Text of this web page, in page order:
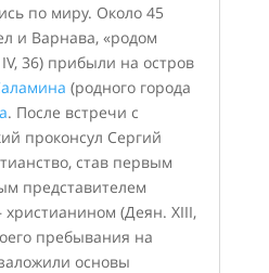
по миру. Около 45
и Варнава, «родом
36) прибыли на остров
(родного города
. После встречи с
проконсул Сергий
став первым
представителем
(Деян. XIII,
пребывания на
основы